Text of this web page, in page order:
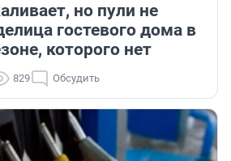
но пули не
гостевого дома в
которого нет
829 Обсудить